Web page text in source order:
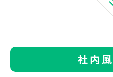
社内